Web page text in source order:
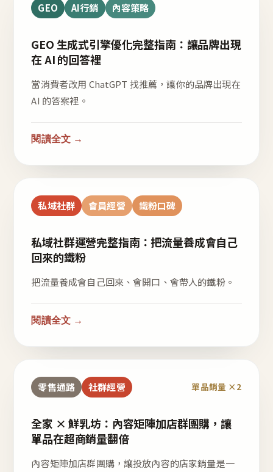
GEO AI行銷 內容策略
GEO 生成式引擎優化完整指南：讓品牌出現
在 AI 的回答裡
當消費者改用 ChatGPT 找推薦，讓你的品牌出現在
AI 的答案裡。
閱讀全文 →
私域社群 會員經營 鐵粉口碑
私域社群運營完整指南：把流量養成會自己
回來的鐵粉
把流量養成會自己回來、會開口、會帶人的鐵粉。
閱讀全文 →
零售通路 社群經營 單品銷量 ×2
全家 × 鮮乳坊：內容矩陣加店群團購，讓
單品在超商銷量翻倍
內容矩陣加店群團購，讓投放內容的店家銷量是一